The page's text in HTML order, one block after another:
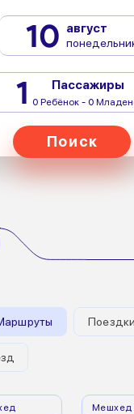
10 август
1 Пассажиры
0 Ребёнок - 0
Поиск
Мешхед